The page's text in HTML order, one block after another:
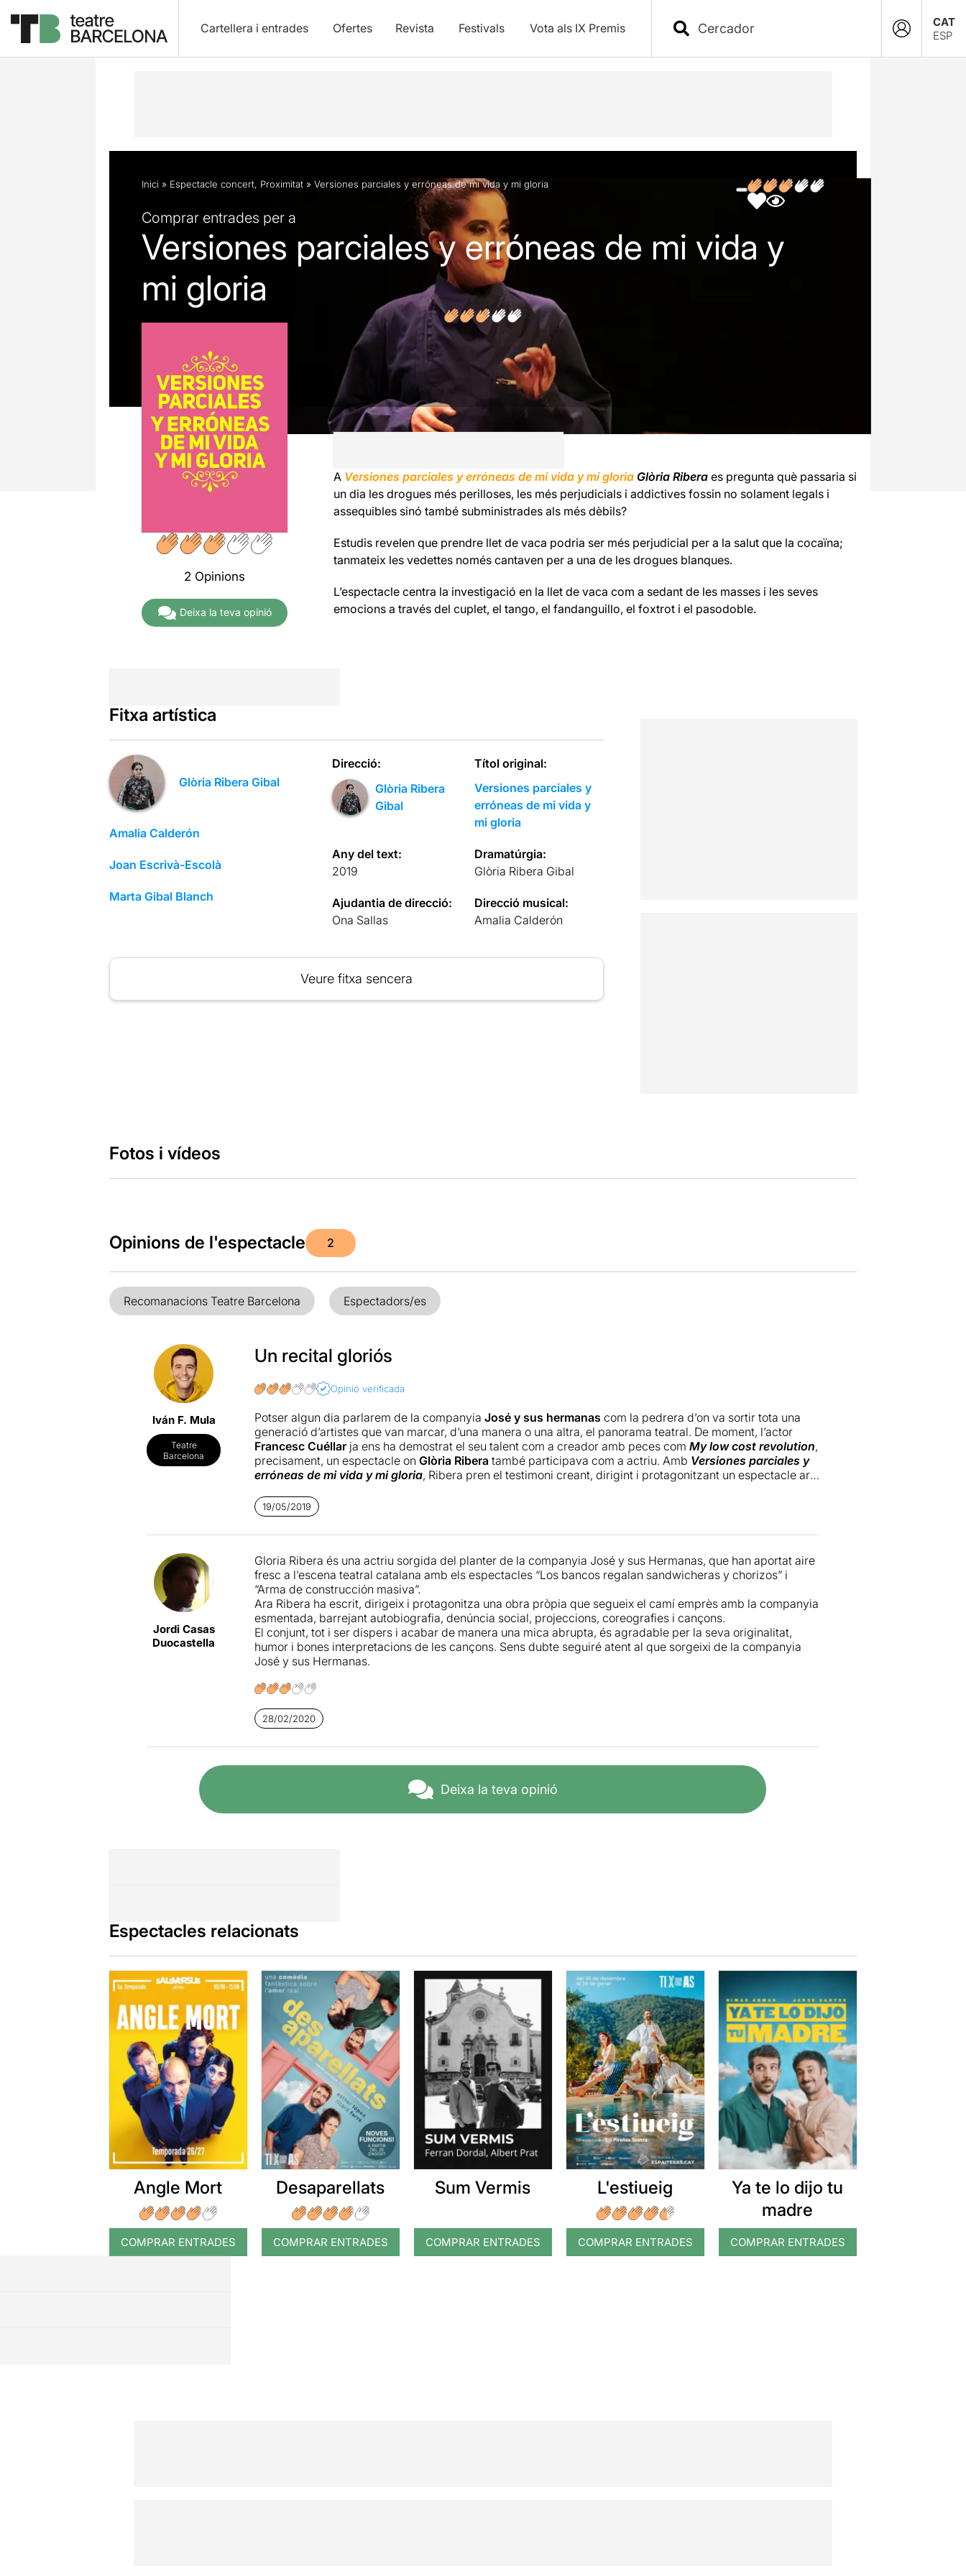
Cartellera i entrades Ofertes Revista Festivals Vota als IX Premis
CAT
ESP
Descripció Fitxa artística Fotos i vídeos Opinions
Inici » Espectacle concert, Proximitat » Versiones parciales y erróneas de mi vida y mi gloria
Comprar entrades per a
Versiones parciales y erróneas de mi vida y
mi gloria
2 Opinions
Deixa la teva opinió
A Versiones parciales y erróneas de mi vida y mi gloriaGlòria Ribera es pregunta què passaria si
un dia les drogues més perilloses, les més perjudicials i addictives fossin no solament legals i
assequibles sinó també subministrades als més dèbils?
Estudis revelen que prendre llet de vaca podria ser més perjudicial per a la salut que la cocaïna;
tanmateix les vedettes només cantaven per a una de les drogues blanques.
L’espectacle centra la investigació en la llet de vaca com a sedant de les masses i les seves
emocions a través del cuplet, el tango, el fandanguillo, el foxtrot i el pasodoble.
Fitxa artística
Glòria Ribera Gibal
Amalia Calderón
Joan Escrivà-Escolà
Marta Gibal Blanch
Direcció:
Glòria Ribera
Gibal
Títol original:
Versiones parciales y
erróneas de mi vida y
mi gloria
Any del text:
2019
Dramatúrgia:
Glòria Ribera Gibal
Ajudantia de direcció:
Ona Sallas
Direcció musical:
Amalia Calderón
Veure fitxa sencera
Fotos i vídeos
Opinions de l'espectacle 2
Recomanacions Teatre Barcelona Espectadors/es
Iván F. Mula
Teatre
Barcelona
Un recital gloriós
Opinió verificada
Potser algun dia parlarem de la companyia José y sus hermanas com la pedrera d’on va sortir tota una
generació d’artistes que van marcar, d’una manera o una altra, el panorama teatral. De moment, l’actor
Francesc Cuéllarja ens ha demostrat el seu talent com a creador amb peces com My low cost revolution,
precisament, un espectacle on Glòria Ribera també participava com a actriu. Amb Versiones parciales y
erróneas de mi vida y mi gloria, Ribera pren el testimoni creant, dirigint i protagonitzant un espectacle ara
personalitat artística i llibertat creativa. El muntatge és, parcialment, un recital de cuplets i altres cançons
populars, barrejat amb monòlegs de crítica social, elements semibiogràfics, vídeos i seqüències
performàtiques. El conjunt és simpàtic, fresc i interessant, malgrat no anar massa lluny amb la seva tesi
quals comparteix filosofia, optant, en aquest cas, per potenciar la faceta musical. Jutjat com a recital,
podríem dir que ofereix molt més del que se li demana, cosa que sempre és d’agrair. Com a espectacle
teatral, en canvi, se’l podria definir com a un molt prometedor “work in progress”. Per tant, estarem atents a
la faceta en solitari de Glòria Ribera. Segur que valdrà la pena no perdre-li la pista.
19/05/2019
Jordi Casas
Duocastella
Gloria Ribera és una actriu sorgida del planter de la companyia José y sus Hermanas, que han aportat aire
fresc a l’escena teatral catalana amb els espectacles “Los bancos regalan sandwicheras y chorizos” i
“Arma de construcción masiva”.
Ara Ribera ha escrit, dirigeix i protagonitza una obra pròpia que segueix el camí emprès amb la companyia
esmentada, barrejant autobiografia, denúncia social, projeccions, coreografies i cançons.
El conjunt, tot i ser dispers i acabar de manera una mica abrupta, és agradable per la seva originalitat,
humor i bones interpretacions de les cançons. Sens dubte seguiré atent al que sorgeixi de la companyia
José y sus Hermanas.
28/02/2020
Deixa la teva opinió
Espectacles relacionats
Angle Mort
COMPRAR ENTRADES
Desaparellats
COMPRAR ENTRADES
Sum Vermis
COMPRAR ENTRADES
L'estiueig
COMPRAR ENTRADES
Ya te lo dijo tu
madre
COMPRAR ENTRADES